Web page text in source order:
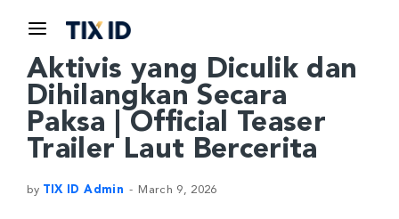
Aktivis yang Diculik dan
Dihilangkan Secara
Paksa | Official Teaser
Trailer Laut Bercerita
by TIX ID Admin March 9, 2026